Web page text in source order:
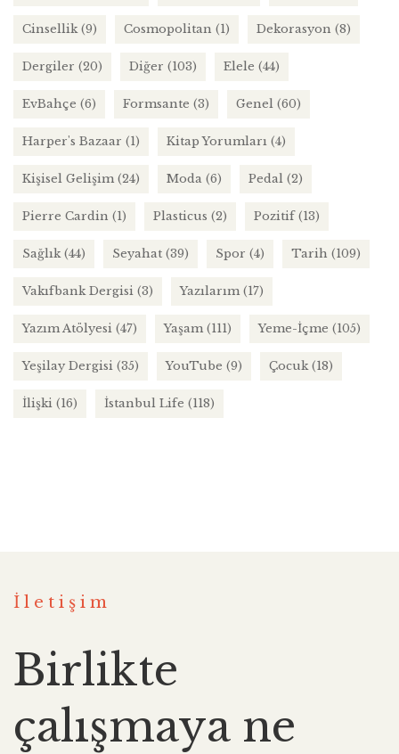
Cinsellik(9) Cosmopolitan (1) Dekorasyon (8)
Dergiler (20) Diğer (103) Elele (44)
EvBahçe (6) Formsante (3) Genel (60)
Harper's Bazaar (1) Kitap Yorumları (4)
Kişisel Gelişim (24) Moda (6) Pedal (2)
Pierre Cardin (1) Plasticus (2) Pozitif(13)
Sağlık(44) Seyahat (39) Spor (4) Tarih (109)
Vakıfbank Dergisi (3) Yazılarım (17)
Yazım Atölyesi (47) Yaşam (111) Yeme-İçme (105)
Yeşilay Dergisi (35) YouTube (9) Çocuk(18)
İlişki (16) İstanbul Life (118)
İletişim
Birlikte
çalışmaya ne